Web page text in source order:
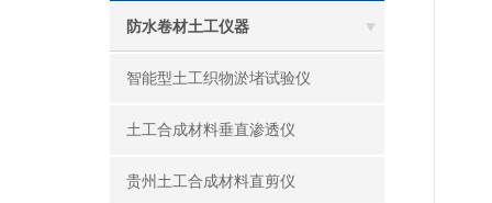
防水卷材土工仪器
智能型土工织物淤堵试验仪
土工合成材料垂直渗透仪
贵州土工合成材料直剪仪